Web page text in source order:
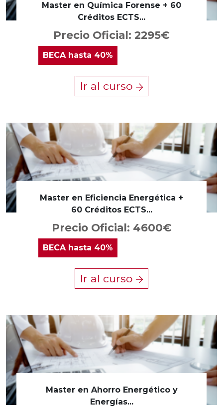
Master en Química Forense + 60
Créditos ECTS...
Precio Oficial: 2295€
BECAhasta 40%
Ir al curso
Master en Eficiencia Energética +
60 Créditos ECTS...
Precio Oficial: 4600€
BECA hasta 40%
Ir al curso
Master en Ahorro Energético y
Energías...